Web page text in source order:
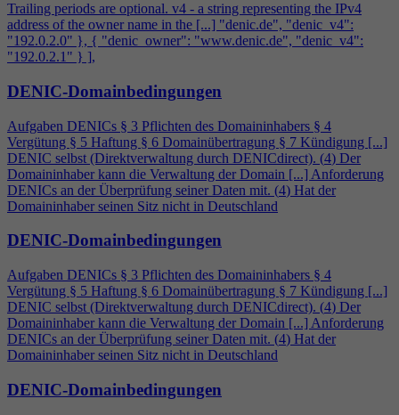
Trailing periods are optional. v4 - a string representing the IPv4
address of the owner name in the [...] "denic.de", "denic_v4":
"192.0.2.0" }, { "denic_owner": "www.denic.de", "denic_v4":
"192.0.2.1" } ],
DENIC-Domainbedingungen
Aufgaben DENICs § 3 Pflichten des Domaininhabers § 4
Vergütung § 5 Haftung § 6 Domainübertragung § 7 Kündigung [...]
DENIC selbst (Direktverwaltung durch DENICdirect). (4) Der
Domaininhaber kann die Verwaltung der Domain [...] Anforderung
DENICs an der Überprüfung seiner Daten mit. (4) Hat der
Domaininhaber seinen Sitz nicht in Deutschland
DENIC-Domainbedingungen
Aufgaben DENICs § 3 Pflichten des Domaininhabers § 4
Vergütung § 5 Haftung § 6 Domainübertragung § 7 Kündigung [...]
DENIC selbst (Direktverwaltung durch DENICdirect). (4) Der
Domaininhaber kann die Verwaltung der Domain [...] Anforderung
DENICs an der Überprüfung seiner Daten mit. (4) Hat der
Domaininhaber seinen Sitz nicht in Deutschland
DENIC-Domainbedingungen